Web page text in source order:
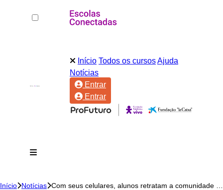
Início Todos os cursosAjuda
Notícias
Entrar
Entrar
Início Notícias